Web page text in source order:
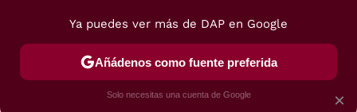
×
Ya puedes ver más de DAP en Google
Añádenos como fuente preferida
Solo necesitas una cuenta de Google